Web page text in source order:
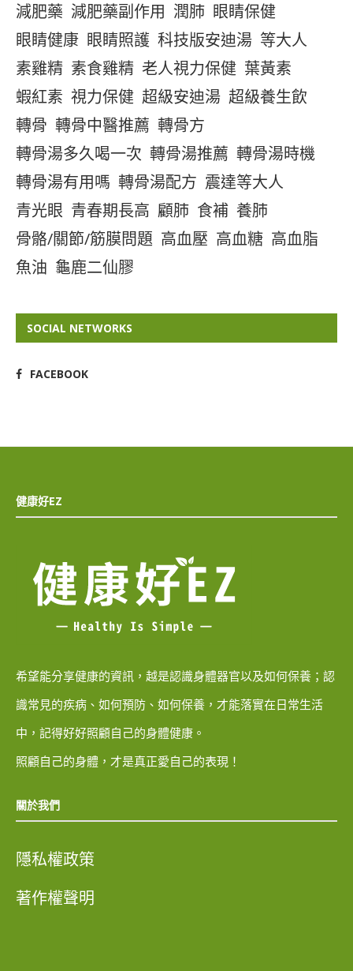
減肥藥 減肥藥副作用 潤肺 眼睛保健
眼睛健康 眼睛照護 科技版安迪湯 等大人
素雞精 素食雞精 老人視力保健 葉黃素
蝦紅素 視力保健 超級安迪湯 超級養生飲
轉骨 轉骨中醫推薦 轉骨方
轉骨湯多久喝一次 轉骨湯推薦 轉骨湯時機
轉骨湯有用嗎 轉骨湯配方 震達等大人
青光眼 青春期長高 顧肺 食補 養肺
骨骼/關節/筋膜問題 高血壓 高血糖 高血脂
魚油 龜鹿二仙膠
SOCIAL NETWORKS
FACEBOOK
健康好EZ
希望能分享健康的資訊，越是認識身體器官以及如何保養；認
識常見的疾病、如何預防、如何保養，才能落實在日常生活
中，記得好好照顧自己的身體健康。
照顧自己的身體，才是真正愛自己的表現！
關於我們
隱私權政策
著作權聲明